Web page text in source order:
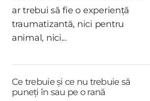
ar trebui să fie o experiență
traumatizantă, nici pentru
animal, nici...
Ce trebuie și ce nu trebuie să
puneți în sau pe o rană